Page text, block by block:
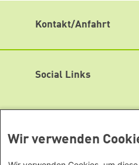
Kontakt/Anfahrt
Tel. 0711 26 33 94 10
Newsletter abonnieren
Social Links
Instagram
LinkedIn
Heinrich-Böll-Stiftung
Bundesstiftung
Wir verwenden